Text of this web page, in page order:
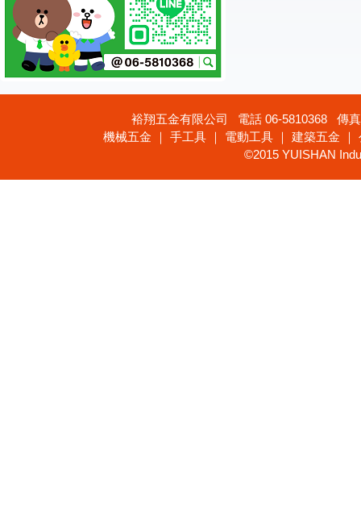
裕翔五金有限公司 電話 06-5810368 傳
機械五金 ｜ 手工具 ｜ 電動工具 ｜ 建築五金
©2015 YUISHAN